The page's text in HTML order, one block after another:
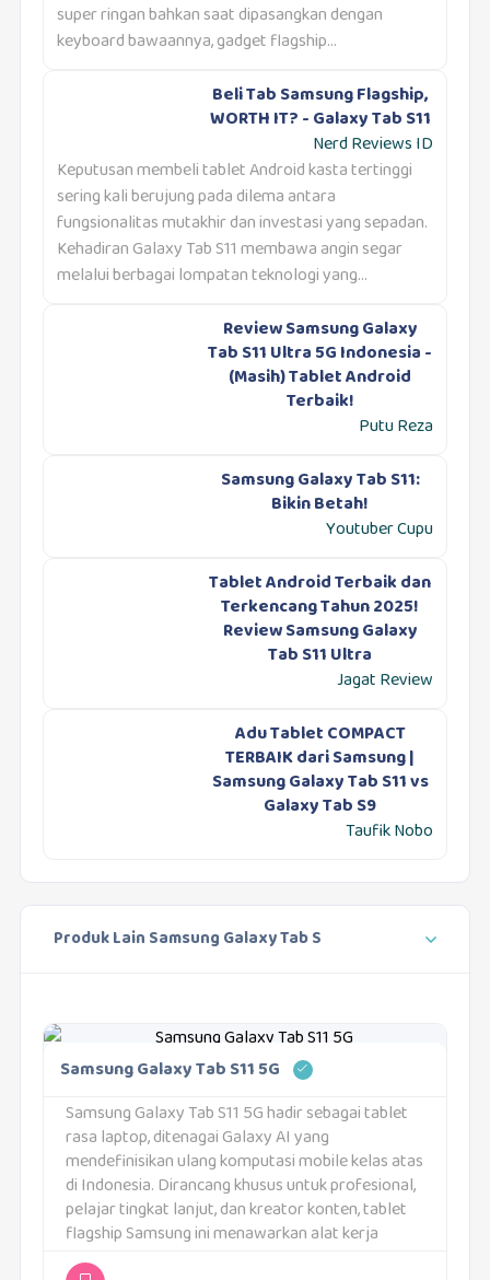
super ringan bahkan saat dipasangkan dengan
keyboard bawaannya, gadget flagship...
Beli Tab Samsung Flagship,
WORTH IT? - Galaxy Tab S11
Nerd Reviews ID
Keputusan membeli tablet Android kasta tertinggi
sering kali berujung pada dilema antara
fungsionalitas mutakhir dan investasi yang sepadan.
Kehadiran Galaxy Tab S11 membawa angin segar
melalui berbagai lompatan teknologi yang...
Review Samsung Galaxy
Tab S11 Ultra 5G Indonesia -
(Masih) Tablet Android
Terbaik!
Putu Reza
Samsung Galaxy Tab S11:
Bikin Betah!
Youtuber Cupu
Tablet Android Terbaik dan
Terkencang Tahun 2025!
Review Samsung Galaxy
Tab S11 Ultra
Jagat Review
Adu Tablet COMPACT
TERBAIK dari Samsung |
Samsung Galaxy Tab S11 vs
Galaxy Tab S9
Taufik Nobo
Produk Lain Samsung Galaxy Tab S
Samsung Galaxy Tab S11 5G
Samsung Galaxy Tab S11 5G hadir sebagai tablet
rasa laptop, ditenagai Galaxy AI yang
mendefinisikan ulang komputasi mobile kelas atas
di Indonesia. Dirancang khusus untuk profesional,
pelajar tingkat lanjut, dan kreator konten, tablet
flagship Samsung ini menawarkan alat kerja
portabel dengan kemampuan kecerdasan buatan